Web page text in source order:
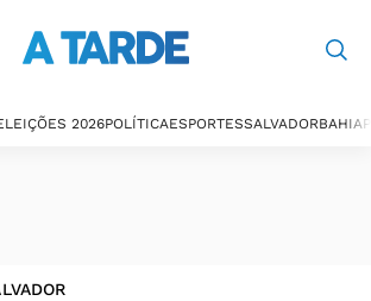
2026POLÍTICAESPORTESSALVADORBAHIA